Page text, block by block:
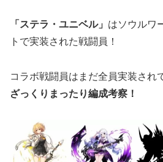
「ステラ・ユニベル」 はソウルワ
トで実装された戦闘員！
コラボ戦闘員はまだ全員実装さ
ざっくりまったり編成考察！